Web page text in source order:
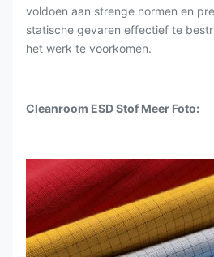
voldoen aan strenge normen en
statische gevaren effectief te
het werk te voorkomen.
Cleanroom ESD Stof Meer Foto: